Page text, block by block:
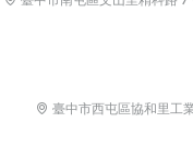
臺中市西屯區協和里工